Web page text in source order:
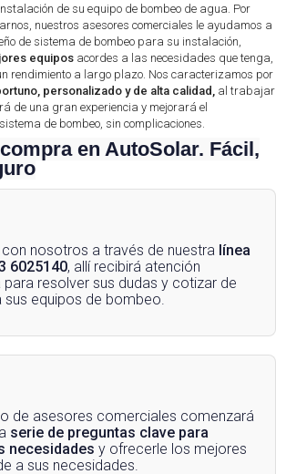
de su equipo de bombeo de agua. Por
nuestros asesores comerciales le ayudamos a
de sistema de bombeo para su instalación,
equipos acordes a las necesidades que tenga,
rendimiento a largo plazo. Nos caracterizamos por
personalizado y de alta calidad, al trabajar
de una gran experiencia y mejorará el
de bombeo, sin complicaciones.
en AutoSolar. Fácil,
nosotros a través de nuestra línea
6025140, allí recibirá atención
para resolver sus dudas y cotizar de
sus equipos de bombeo.
de asesores comerciales comenzará
serie de preguntas clave para
necesidades y ofrecerle los mejores
a sus necesidades.